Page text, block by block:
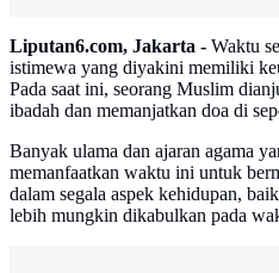
Liputan6.com, Jakarta - Waktu
istimewa yang diyakini memiliki
Pada saat ini, seorang Muslim
ibadah dan memanjatkan doa di
Banyak ulama dan ajaran agama
memanfaatkan waktu ini untuk
dalam segala aspek kehidupan,
lebih mungkin dikabulkan pada